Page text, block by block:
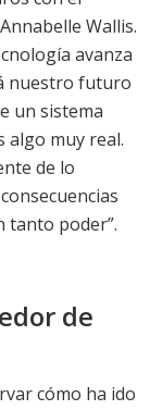
Wallis.
avanza
nuestro futuro
un sistema
algo muy real.
de lo
tanto poder”.
de
cómo ha ido